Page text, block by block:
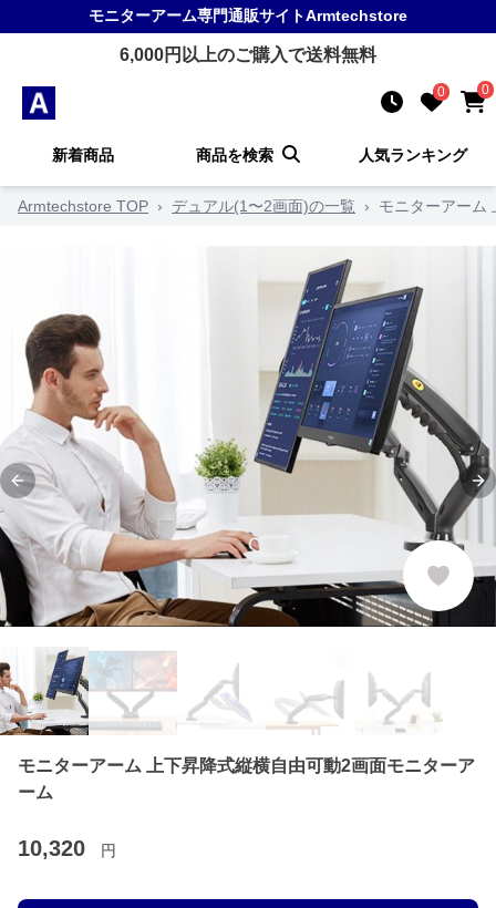
モニターアーム専門通販サイトArmtechstore
6,000円以上のご購入で送料無料
0 0
新着商品 商品を検索 人気ランキング
Armtechstore TOP › デュアル(1〜2画面)の一覧 › モニターアーム
Previous slide
モニターアーム 上下昇降式縦横自由可動2画面モニターア
ーム
10,320 円